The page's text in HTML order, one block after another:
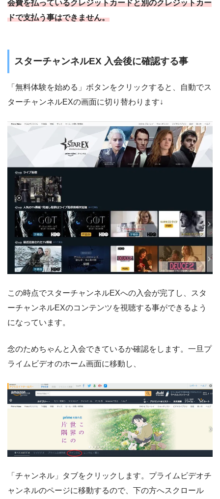
会費を払っているクレジットカードと別のクレジットカー
ドで支払う事はできません。
スターチャンネルEX 入会後に確認する事
「無料体験を始める」ボタンをクリックすると、自動でス
ターチャンネルEXの画面に切り替わります↓
この時点でスターチャンネルEXへの入会が完了し、スタ
ーチャンネルEXのコンテンツを視聴する事ができるよう
になっています。
念のためちゃんと入会できているか確認をします。一旦プ
ライムビデオのホーム画面に移動し、
「チャンネル」タブをクリックします。プライムビデオチ
ャンネルのページに移動するので、下の方へスクロール